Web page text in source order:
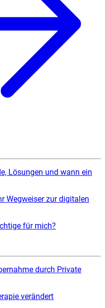
Lösungen und wann ein
Wegweiser zur digitalen
für mich?
durch Private
verändert